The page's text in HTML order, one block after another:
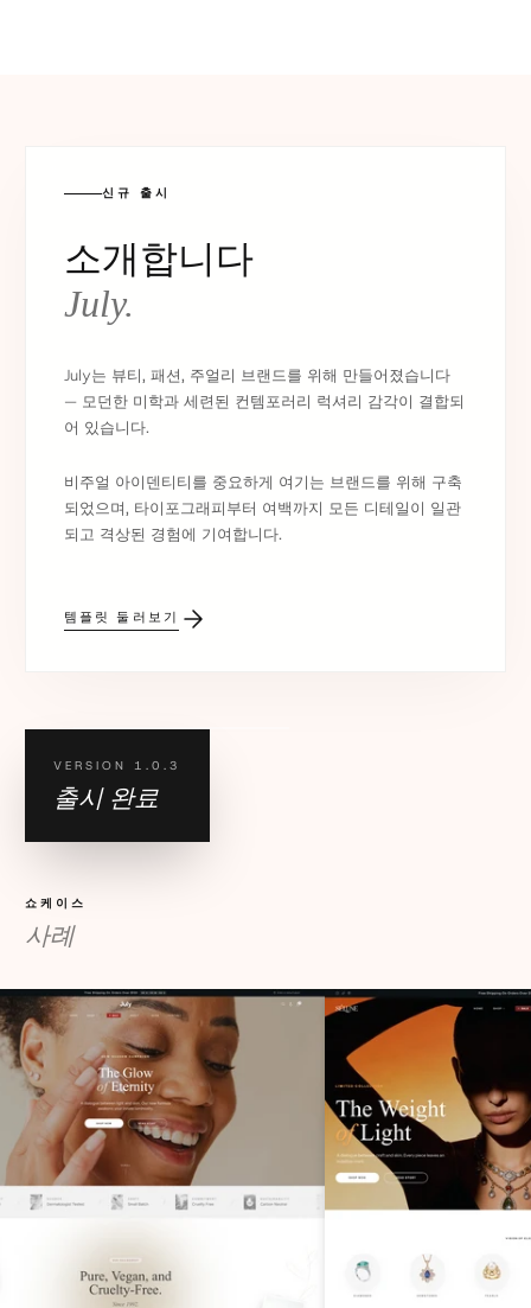
신규 출시
소개합니다
July.
July는 뷰티, 패션, 주얼리 브랜드를 위해 만들어졌습니다
— 모던한 미학과 세련된 컨템포러리 럭셔리 감각이 결합되
어 있습니다.
비주얼 아이덴티티를 중요하게 여기는 브랜드를 위해 구축
되었으며, 타이포그래피부터 여백까지 모든 디테일이 일관
되고 격상된 경험에 기여합니다.
템플릿 둘러보기
VERSION 1.0.3
출시 완료
쇼케이스
사례